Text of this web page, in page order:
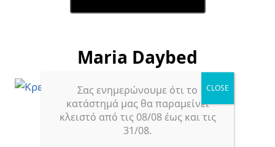
Maria Daybed
Σας ενημερώνουμε ότι το
κατάστημά μας θα παραμείνει
κλειστό από τις 08/08 έως και τις
31/08.